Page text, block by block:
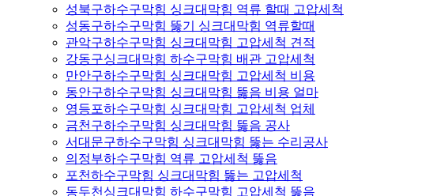
성북구하수구막힘 싱크대막힘 역류 할때 고압세척
성동구하수구막힘 뚫기 싱크대막힘 역류할때
관악구하수구막힘 싱크대막힘 고압세척 견적
강동구싱크대막힘 하수구막힘 배관 고압세척
만안구하수구막힘 싱크대막힘 고압세척 비용
동안구하수구막힘 싱크대막힘 뚫음 비용 얼마
영등포하수구막힘 싱크대막힘 고압세척 업체
금천구하수구막힘 싱크대막힘 뚫음 공사
서대문구하수구막힘 싱크대막힘 뚫는 수리공사
의정부하수구막힘 역류 고압세척 뚫음
포천하수구막힘 싱크대막힘 뚫는 고압세척
동두천싱크대막힘 하수구막힘 고압세척 뚫음